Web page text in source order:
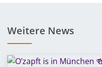
Weitere News